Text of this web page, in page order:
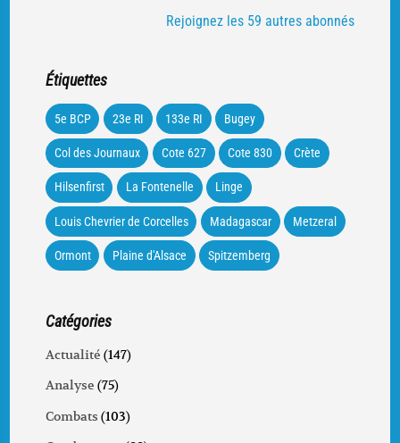
Rejoignez les 59 autres abonnés
Étiquettes
5e BCP 23e RI 133e RI Bugey
Col des Journaux Cote 627 Cote 830 Crète
Hilsenfirst La Fontenelle Linge
Louis Chevrier de Corcelles Madagascar Metzeral
Ormont Plaine d'Alsace Spitzemberg
Catégories
Actualité (147)
Analyse (75)
Combats (103)